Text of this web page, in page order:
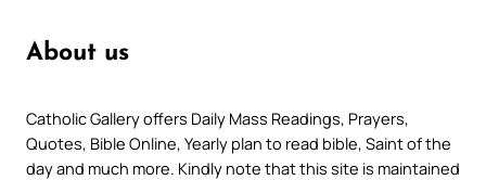
About us
Catholic Gallery offers Daily Mass Readings, Prayers,
Quotes, Bible Online, Yearly plan to read bible, Saint of the
day and much more. Kindly note that this site is maintained